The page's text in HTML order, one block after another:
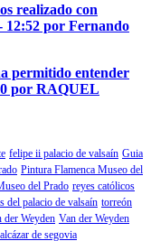
realizado con
12:52 por Fernando
permitido entender
por RAQUEL
felipe ii palacio de valsaín Guia
Pintura Flamenca Museo del
del Prado reyes católicos
del palacio de valsaín torreón
der Weyden Van der Weyden
de segovia